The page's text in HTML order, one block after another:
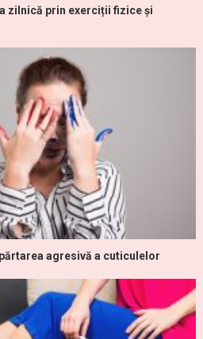
zilnică prin exerciții fizice și
agresivă a cuticulelor